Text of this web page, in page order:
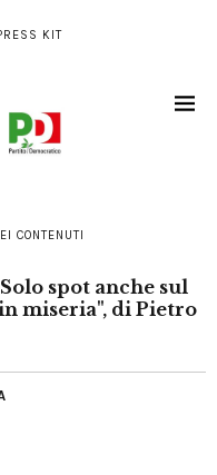
KIT
CONTENUTI
spot anche sul
miseria", di Pietro